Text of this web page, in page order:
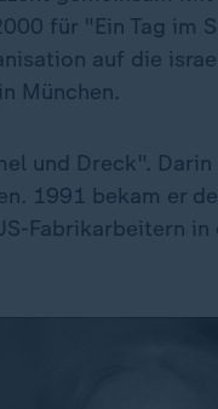
für "Ein Tag im
auf die
München.
und Dreck".
1991 bekam er
Fabrikarbeitern in